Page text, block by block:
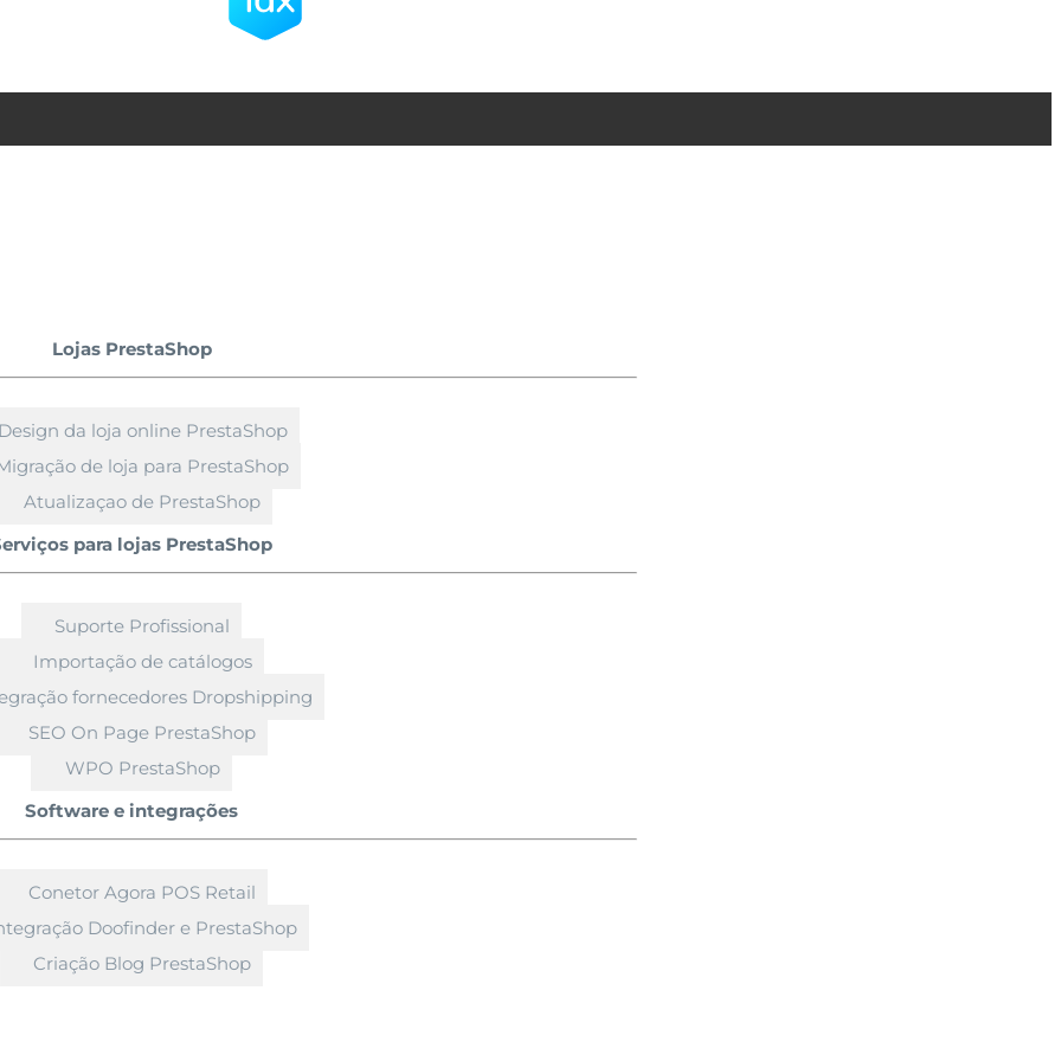
Lojas PrestaShop
Design da loja online PrestaShop
de loja para PrestaShop
Atualizaçao de PrestaShop
para lojas PrestaShop
Suporte Profissional
Importação de catálogos
fornecedores Dropshipping
SEO On Page PrestaShop
WPO PrestaShop
Software e integrações
Conetor Agora POS Retail
Doofinder e PrestaShop
Criação Blog PrestaShop